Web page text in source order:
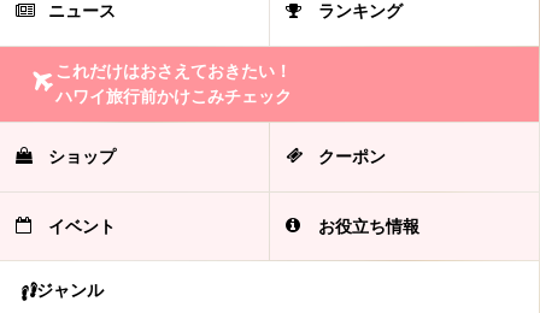
ニュース ランキング
これだけはおさえておきたい！
ハワイ旅行前かけこみチェック
ショップ クーポン
イベント お役立ち情報
ジャンル